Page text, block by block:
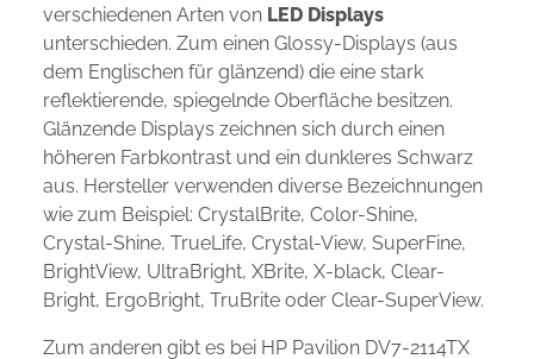
verschiedenen Arten von LED Displays
unterschieden. Zum einen Glossy-Displays (aus
dem Englischen für glänzend) die eine stark
reflektierende, spiegelnde Oberfläche besitzen.
Glänzende Displays zeichnen sich durch einen
höheren Farbkontrast und ein dunkleres Schwarz
aus. Hersteller verwenden diverse Bezeichnungen
wie zum Beispiel: CrystalBrite, Color-Shine,
Crystal-Shine, TrueLife, Crystal-View, SuperFine,
BrightView, UltraBright, XBrite, X-black, Clear-
Bright, ErgoBright, TruBrite oder Clear-SuperView.
Zum anderen gibt es bei HP Pavilion DV7-2114TX